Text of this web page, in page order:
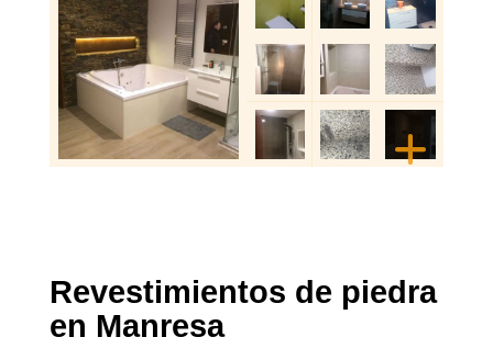
Revestimientos de piedra
en Manresa